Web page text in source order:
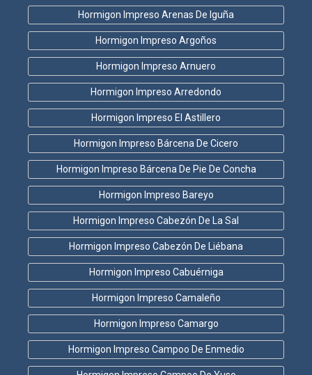
Hormigon Impreso Arenas De Iguña
Hormigon Impreso Argoños
Hormigon Impreso Arnuero
Hormigon Impreso Arredondo
Hormigon Impreso El Astillero
Hormigon Impreso Bárcena De Cicero
Hormigon Impreso Bárcena De Pie De Concha
Hormigon Impreso Bareyo
Hormigon Impreso Cabezón De La Sal
Hormigon Impreso Cabezón De Liébana
Hormigon Impreso Cabuérniga
Hormigon Impreso Camaleño
Hormigon Impreso Camargo
Hormigon Impreso Campoo De Enmedio